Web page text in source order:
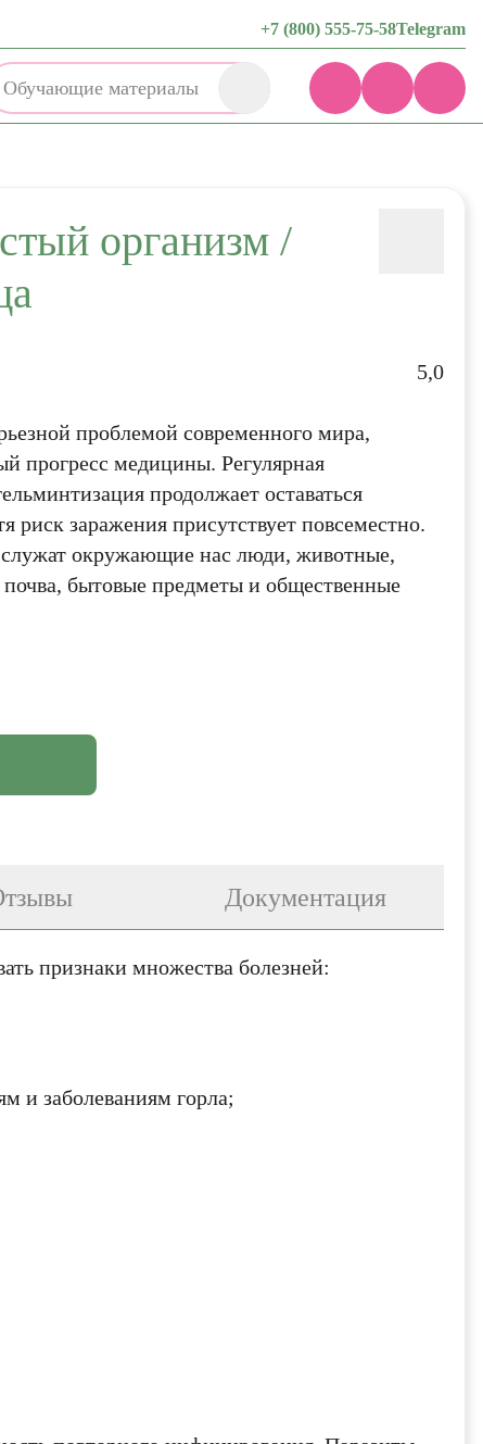
+7 (800) 555-75-58Telegram
Обучающие материалы
организм /
5,0
проблемой современного мира,
прогресс медицины. Регулярная
продолжает оставаться
риск заражения присутствует повсеместно.
окружающие нас люди, животные,
бытовые предметы и общественные
признаки множества болезней:
и заболеваниям горла;
Документация